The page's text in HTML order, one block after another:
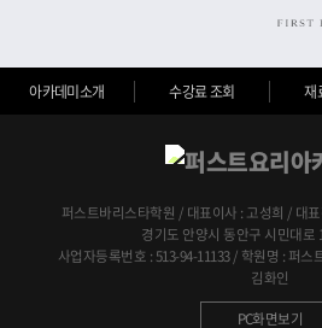
아카데미소개 수강료 조회 재
퍼스트바리스타학원 / 대표이사 : 고성희 / 대
경기도 안양시 동안구 시민대로
사업자등록번호 : 513-94-11133 / 학원명 : 퍼
김화인
PC화면보기